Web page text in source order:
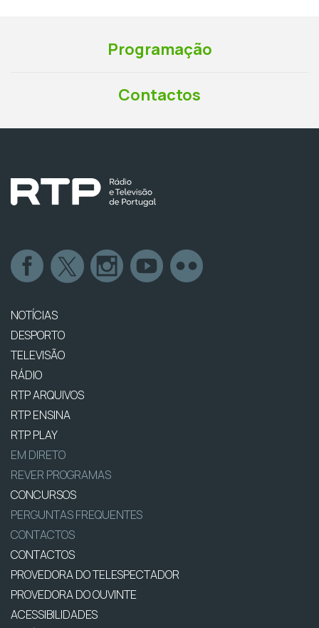
Programação
Contactos
NOTÍCIAS
DESPORTO
TELEVISÃO
RÁDIO
RTP ARQUIVOS
RTP ENSINA
RTP PLAY
EM DIRETO
REVER PROGRAMAS
CONCURSOS
PERGUNTAS FREQUENTES
CONTACTOS
CONTACTOS
PROVEDORA DO TELESPECTADOR
PROVEDORA DO OUVINTE
ACESSIBILIDADES